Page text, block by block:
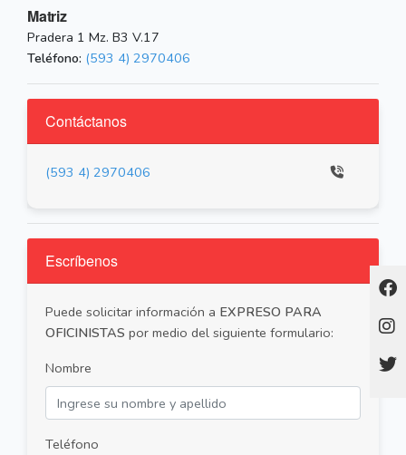
Matriz
Pradera 1 Mz. B3 V.17
Teléfono: (593 4) 2970406
Contáctanos
(593 4) 2970406
Escríbenos
Puede solicitar información a EXPRESO PARA
OFICINISTAS por medio del siguiente formulario:
Nombre
Teléfono